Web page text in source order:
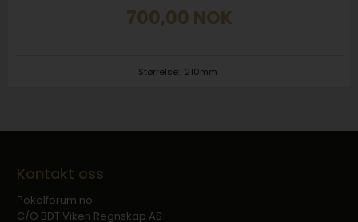
700,00 NOK
Størrelse: 210mm
Kontakt oss
Pokalforum.no
C/O BDT Viken Regnskap AS